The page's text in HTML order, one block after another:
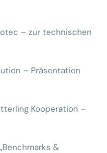
– zur technischen
– Präsentation
Kooperation –
&